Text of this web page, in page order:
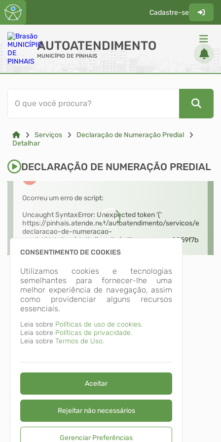
Cadastre-se
AUTOATENDIMENTO
MUNICÍPIO DE PINHAIS
ACESSO RÁPIDO
Acessibilidade
Diário Oficial
O que você procura?
Serviços
Declaração de Numeração Predial
Detalhar
CONSENTIMENTO DE COOKIES
Utilizamos cookies e tecnologias
semelhantes para fornecer-lhe uma
melhor experiência de navegação, assim
como providenciar alguns recursos
essenciais.
Leia sobre Políticas de uso de cookies.
Leia sobre Políticas de privacidade.
Leia sobre Termos de Uso.
Aceitar
Rejeitar não necessários
Gerenciar Preferências
DECLARAÇÃO DE NUMERAÇÃO PREDIAL